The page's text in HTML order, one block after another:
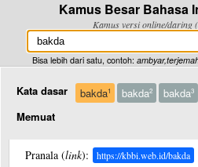
Kamus Besar Bahasa
Kamus versi online/daring
Bisa lebih dari satu, contoh:
Kata dasar bakda1 bakda2 bakda3
Memuat
Pranala (link): https://kbbi.web.id/bakda